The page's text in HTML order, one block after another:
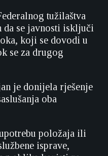
tužilaštva
da se javnosti isključi
koji se dovodi u
se za drugog
je donijela rješenje
oba
položaja ili
isprave,